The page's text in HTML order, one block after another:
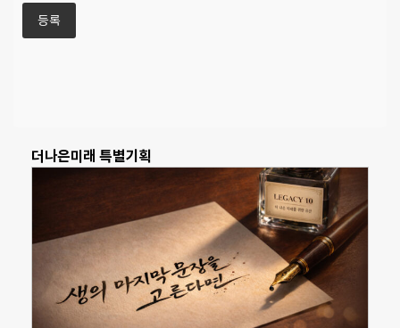
더나은미래 특별기획